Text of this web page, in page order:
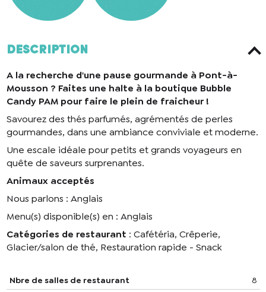
Description
A la recherche d'une pause gourmande à Pont-à-
Mousson ? Faites une halte à la boutique Bubble
Candy PAM pour faire le plein de fraicheur !
Savourez des thés parfumés, agrémentés de perles
gourmandes, dans une ambiance conviviale et moderne.
Une escale idéale pour petits et grands voyageurs en
quête de saveurs surprenantes.
Animaux acceptés
Nous parlons : Anglais
Menu(s) disponible(s) en : Anglais
Catégories de restaurant : Cafétéria, Crêperie,
Glacier/salon de thé, Restauration rapide - Snack
Nbre de salles de restaurant
8